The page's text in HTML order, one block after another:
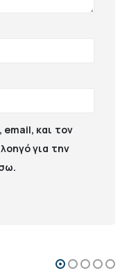
και τον
για την